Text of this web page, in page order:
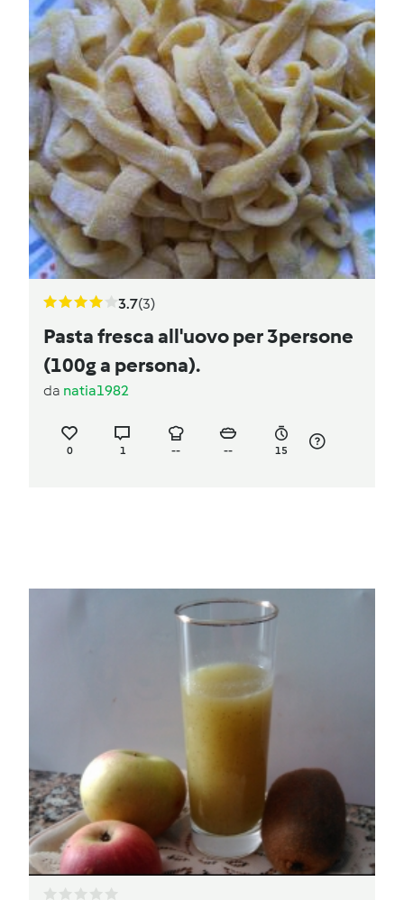
3.7(3)
Pasta fresca all'uovo per 3persone
(100g a persona).
da natia1982
0 1 -- -- 15